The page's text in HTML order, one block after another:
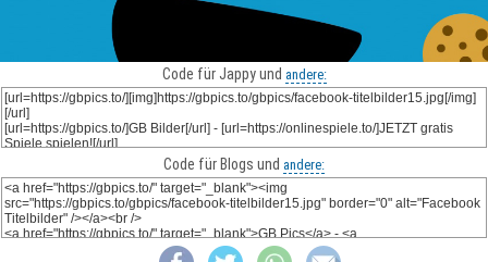
Code für Jappy und andere:
Code für Blogs und andere: